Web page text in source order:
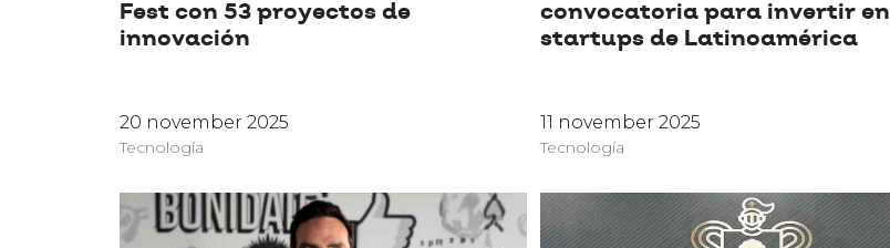
Fest con 53 proyectos de
innovación
20 november 2025
Tecnología
convocatoria para invertir en
startups de Latinoamérica
11 november 2025
Tecnología